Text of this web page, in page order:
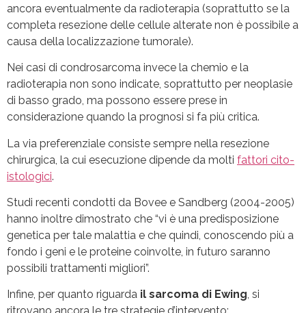
ancora eventualmente da radioterapia (soprattutto se la
completa resezione delle cellule alterate non è possibile a
causa della localizzazione tumorale).
Nei casi di condrosarcoma invece la chemio e la
radioterapia non sono indicate, soprattutto per neoplasie
di basso grado, ma possono essere prese in
considerazione quando la prognosi si fa più critica.
La via preferenziale consiste sempre nella resezione
chirurgica, la cui esecuzione dipende da molti fattori cito-
istologici.
Studi recenti condotti da Bovee e Sandberg (2004-2005)
hanno inoltre dimostrato che “vi è una predisposizione
genetica per tale malattia e che quindi, conoscendo più a
fondo i geni e le proteine coinvolte, in futuro saranno
possibili trattamenti migliori”.
Infine, per quanto riguarda il sarcoma di Ewing, si